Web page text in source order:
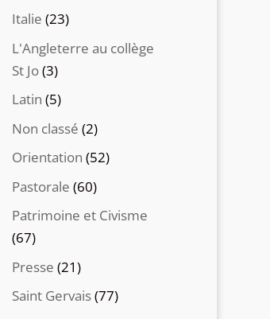
Italie (23)
L'Angleterre au collège
St Jo(3)
Latin (5)
Non classé (2)
Orientation (52)
Pastorale (60)
Patrimoine et Civisme
(67)
Presse (21)
Saint Gervais(77)